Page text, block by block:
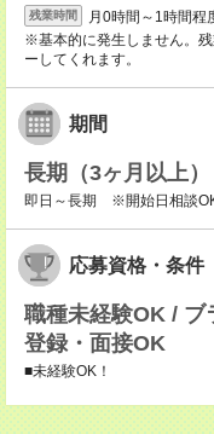
残業時間
月0時間～1時間程
※基本的に発生しません。
ーしてくれます。
期間
長期（3ヶ月以上）
即日～長期 ※開始日相談
応募資格・条件
職種未経験OK / ブ
登録・面接OK
■未経験OK！